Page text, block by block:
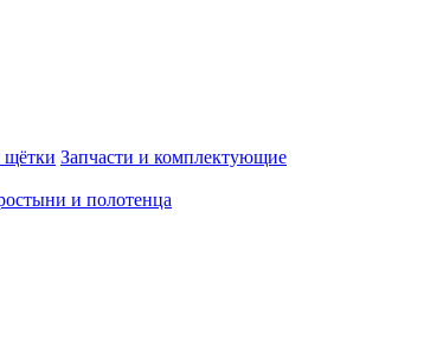
щётки Запчасти и комплектующие
и полотенца